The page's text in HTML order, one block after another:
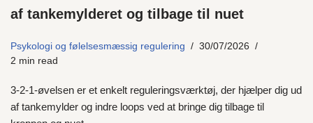
af tankemylderet og tilbage til nuet
Psykologi og følelsesmæssig regulering
30/07/2026
2 min read
3‑2‑1‑øvelsen er et enkelt reguleringsværktøj, der hjælper dig ud
af tankemylder og indre loops ved at bringe dig tilbage til